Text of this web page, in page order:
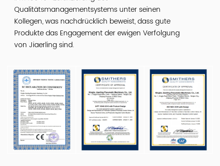
Qualitätsmanagementsystems unter seinen
Kollegen, was nachdrücklich beweist, dass gute
Produkte das Engagement der ewigen Verfolgung
von Jiaerling sind.